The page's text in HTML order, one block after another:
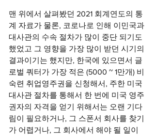
맨 위에서 살펴봤던 2021 회계연도의 통
계 자료가 물론, 코로나로 인해 이민국과
대사관의 수속 절차가 많이 중단 되기도
했었고 그 영향을 가장 많이 받던 시기의
결과이기는 했지만, 한국에 있으면서 글
로벌 쿼터가 가장 적은 (5000 ~ 1만개) 비
숙련 취업영주권을 신청해서, 주한 미국
대사관 절차를 통해서 한 번에 미국 영주
권자의 자격을 얻기 위해서는 오랜 기다
림이 필요하거나, 그 스폰서 회사를 찾기
가 어렵거나, 그 회사에서 해야 될 일이